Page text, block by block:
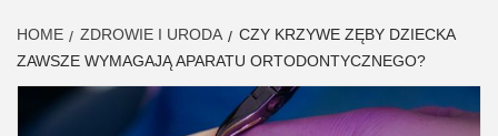
HOME ZDROWIE I URODA
CZY KRZYWE ZĘBY DZIECKA
ZAWSZE WYMAGAJĄ APARATU ORTODONTYCZNEGO?